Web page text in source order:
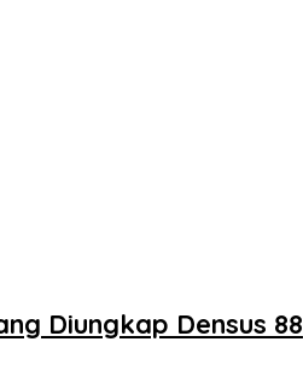
Diungkap Densus 88